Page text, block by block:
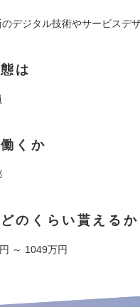
のデジタル技術やサービスデ
は
くか
のくらい貰えるか
～ 1049万円